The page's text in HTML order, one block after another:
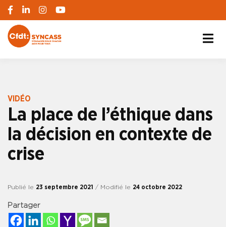
VIDÉO
La place de l’éthique dans
la décision en contexte de
crise
Publié le 23 septembre 2021 / Modifié le 24 octobre 2022
Partager